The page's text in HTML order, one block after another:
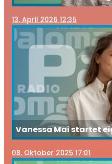
13. April 2026 12:35
Vanessa Mai startet
08. Oktober 2025 17:01